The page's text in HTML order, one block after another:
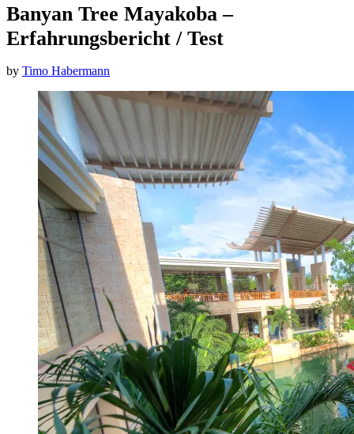
Banyan Tree Mayakoba –
Erfahrungsbericht / Test
by Timo Habermann